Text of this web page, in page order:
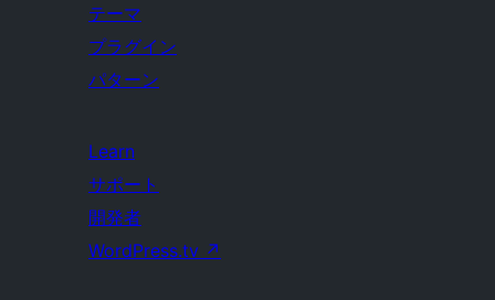
テーマ
プラグイン
パターン
Learn
サポート
開発者
WordPress.tv ↗